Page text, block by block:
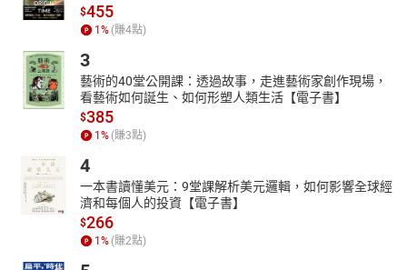
$455
1% (賺4點)
3
藝術的40堂公開課：透過故事，走進藝術家創作現場，
看藝術如何誕生、如何形塑人類生活【電子書】
$385
1% (賺3點)
4
一本書讀懂美元：9堂課解析美元邏輯，如何影響全球經
濟和每個人的投資【電子書】
$266
1% (賺2點)